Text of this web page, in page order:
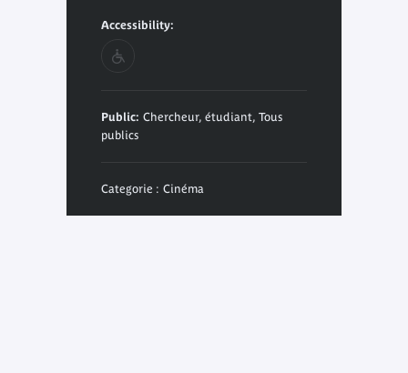
Accessibility:
Public: Chercheur, étudiant, Tous
publics
Categorie : Cinéma